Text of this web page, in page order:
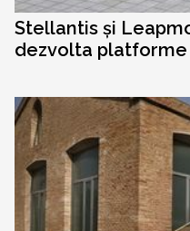
Stellantis și
dezvolta platforme